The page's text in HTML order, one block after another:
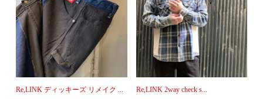
Re,LINK ディッキーズ リメイク ... Re,LINK 2way check s...